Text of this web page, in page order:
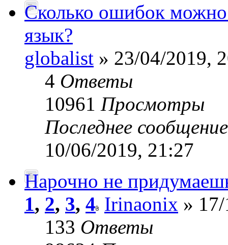
Сколько ошибок можно
язык?
globalist » 23/04/2019,
4 Ответы
10961 Просмотры
Последнее
10/06/2019, 21:27
Нарочно не
1, 2, 3, 4 Irinaonix »
133 Ответы